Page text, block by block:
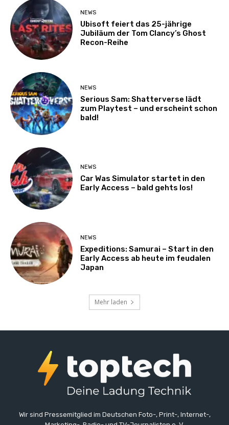
NEWS
Ubisoft feiert das 25-jährige
Jubiläum der Tom Clancy’s Ghost
Recon-Reihe
NEWS
Serious Sam: Shatterverse lädt
zum Playtest – und erscheint schon
bald!
NEWS
Car Was Simulator startet in den
Early Access – bald gehts los!
NEWS
Expeditions: Samurai – Start in den
Early Access ab heute im feudalen
Japan
Mehr laden
Wir sind Pressemitglied im Deutschen Foto-, Print-, Internet-,